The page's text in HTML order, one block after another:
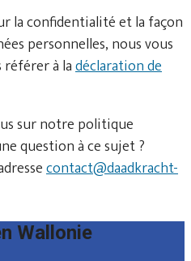
la confidentialité et la façon
personnelles, nous vous
à ladéclaration de
sur notre politique
question à ce sujet ?
contact@daadkracht-
Wallonie